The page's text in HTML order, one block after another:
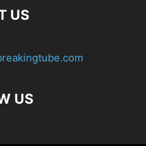
US
US